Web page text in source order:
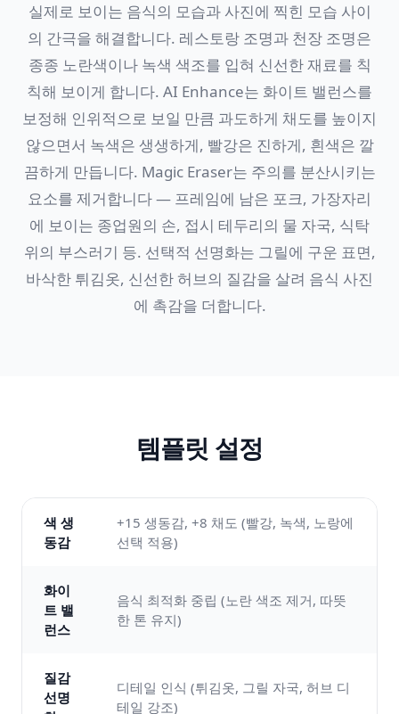
실제로 보이는 음식의 모습과 사진에 찍힌 모습 사이
의 간극을 해결합니다. 레스토랑 조명과 천장 조명은
종종 노란색이나 녹색 색조를 입혀 신선한 재료를 칙
칙해 보이게 합니다. AI Enhance는 화이트 밸런스를
보정해 인위적으로 보일 만큼 과도하게 채도를 높이지
않으면서 녹색은 생생하게, 빨강은 진하게, 흰색은 깔
끔하게 만듭니다. Magic Eraser는 주의를 분산시키는
요소를 제거합니다 — 프레임에 남은 포크, 가장자리
에 보이는 종업원의 손, 접시 테두리의 물 자국, 식탁
위의 부스러기 등. 선택적 선명화는 그릴에 구운 표면,
바삭한 튀김옷, 신선한 허브의 질감을 살려 음식 사진
에 촉감을 더합니다.
템플릿 설정
색 생
동감
+15 생동감, +8 채도 (빨강, 녹색, 노랑에
선택 적용)
화이
트 밸
런스
음식 최적화 중립 (노란 색조 제거, 따뜻
한 톤 유지)
질감
선명
디테일 인식 (튀김옷, 그릴 자국, 허브 디
테일 강조)